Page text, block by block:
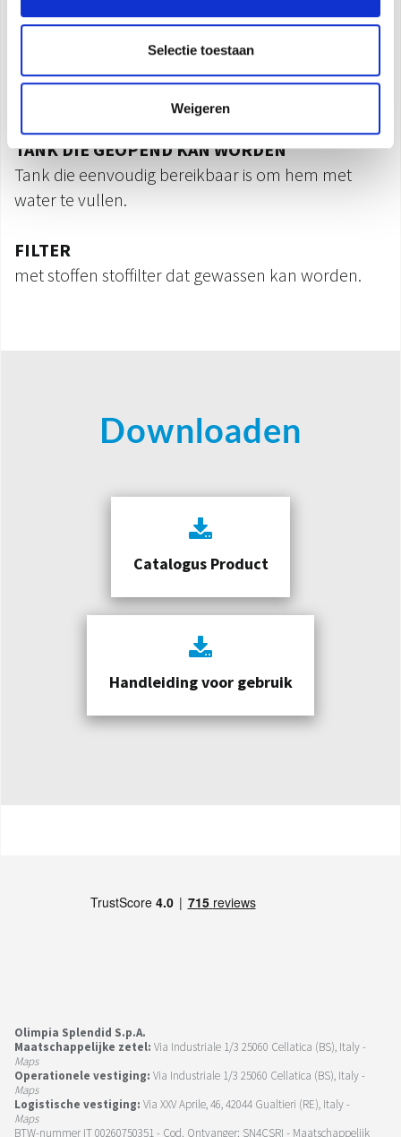
Selectie toestaan
Weigeren
COMPACT
de compactste die ruimte bespaart.
TANK DIE GEOPEND KAN WORDEN
Tank die eenvoudig bereikbaar is om hem met
water te vullen.
FILTER
met stoffen stoffilter dat gewassen kan worden.
Downloaden
Catalogus Product
Handleiding voor gebruik
Olimpia Splendid S.p.A.
Maatschappelijke zetel: Via Industriale 1/3 25060 Cellatica (BS), Italy -
Maps
Operationele vestiging: Via Industriale 1/3 25060 Cellatica (BS), Italy -
Maps
Logistische vestiging: Via XXV Aprile, 46, 42044 Gualtieri (RE), Italy -
Maps
BTW-nummer IT 00260750351 - Cod. Ontvanger: SN4CSRI - Maatschappelijk